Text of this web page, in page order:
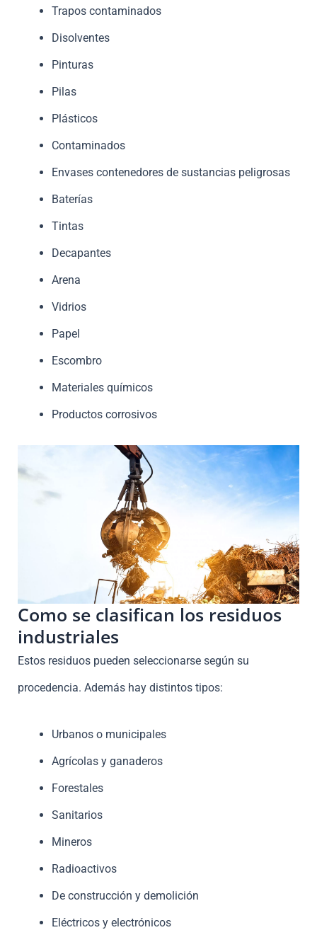
Trapos contaminados
Disolventes
Pinturas
Pilas
Plásticos
Contaminados
Envases contenedores de sustancias peligrosas
Baterías
Tintas
Decapantes
Arena
Vidrios
Papel
Escombro
Materiales químicos
Productos corrosivos
Como se clasifican los residuos
industriales
Estos residuos pueden seleccionarse según su
procedencia. Además hay distintos tipos:
Urbanos o municipales
Agrícolas y ganaderos
Forestales
Sanitarios
Mineros
Radioactivos
De construcción y demolición
Eléctricos y electrónicos